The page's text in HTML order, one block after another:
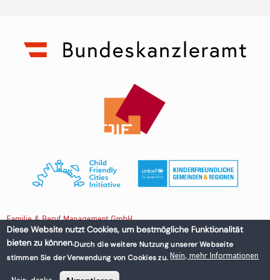
Familie & Beruf Management GmbH
Untere Donaustraße 13-15/3 1020 Wien, Austria
+43 1 218 50 70
office@familieundberuf.at
Diese Website nutzt Cookies, um bestmögliche Funktionalität
bieten zu können.Durch die weitere Nutzung unserer Webseite
stimmen Sie der Verwendung von Cookies zu. Nein, mehr Informationen